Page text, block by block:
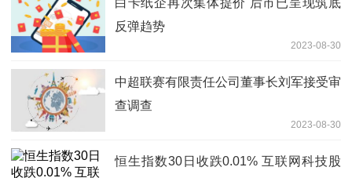
白卡纸企再次集体提价 后市已呈现筑底
反弹趋势
2023-08-30
中超联赛有限责任公司董事长刘军接受审
查调查
2023-08-30
恒生指数30日收跌0.01% 互联网科技股